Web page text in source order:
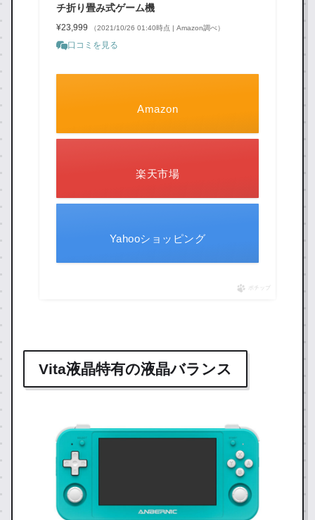
チ折り畳み式ゲーム機
¥23,999 （2021/10/26 01:40時点 | Amazon調べ）
口コミを見る
Amazon
楽天市場
Yahooショッピング
ポチップ
Vita液晶特有の液晶バランス